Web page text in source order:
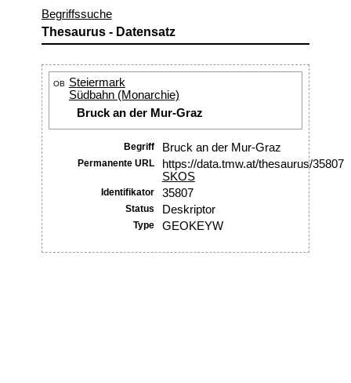
Begriffssuche
Thesaurus - Datensatz
OB
Steiermark
Südbahn (Monarchie)
Bruck an der Mur-Graz
Begriff Bruck an der Mur-Graz
Permanente URL
https://data.tmw.at/thesaurus/35807
SKOS
Identifikator 35807
Status Deskriptor
Type GEOKEYW